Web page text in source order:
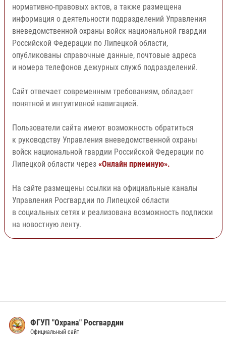
нормативно-правовых актов, а также размещена
информация о деятельности подразделений Управления
вневедомственной охраны войск национальной гвардии
Российской Федерации по Липецкой области,
опубликованы справочные данные, почтовые адреса
и номера телефонов дежурных служб подразделений.
Сайт отвечает современным требованиям, обладает
понятной и интуитивной навигацией.
Пользователи сайта имеют возможность обратиться
к руководству Управления вневедомственной охраны
войск национальной гвардии Российской Федерации по
Липецкой области через «Онлайн приемную».
На сайте размещены ссылки на официальные каналы
Управления Росгвардии по Липецкой области
в социальных сетях и реализована возможность подписки
на новостную ленту.
ФГУП "Охрана" Росгвардии
Официальный сайт